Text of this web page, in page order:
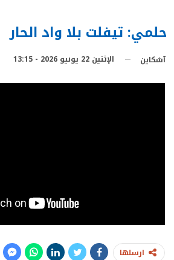
حلمي: تيفلت بلا واد الحار
آشكاين الإثنين 22 يونيو 2026 - 13:15
ارسلها